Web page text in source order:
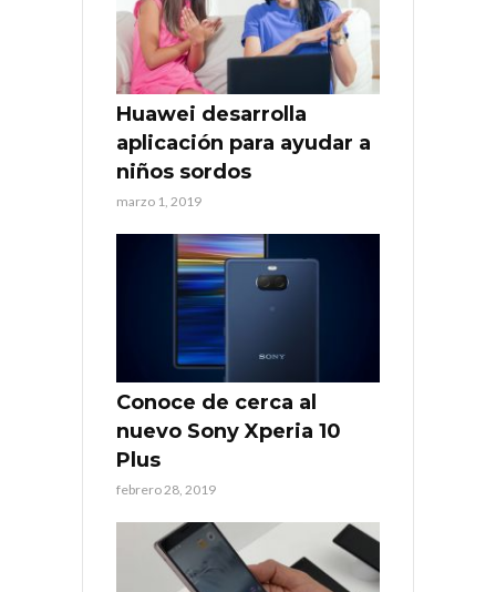
Huawei desarrolla
aplicación para ayudar a
niños sordos
marzo 1, 2019
Conoce de cerca al
nuevo Sony Xperia 10
Plus
febrero 28, 2019